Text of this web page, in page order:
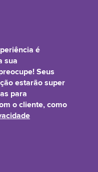
à pele e forma uma camada
no seu interior.
é
sua
Seus
estarão super
para
o cliente, como